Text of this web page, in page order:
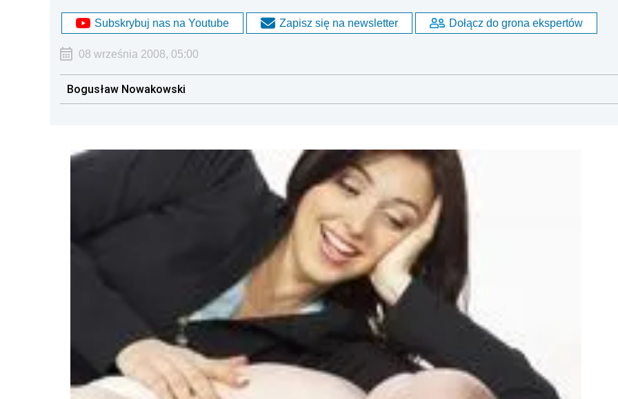
Subskrybuj nas na Youtube Zapisz się na newsletter Dołącz do grona ekspertów
08 września 2008, 05:00
Bogusław Nowakowski